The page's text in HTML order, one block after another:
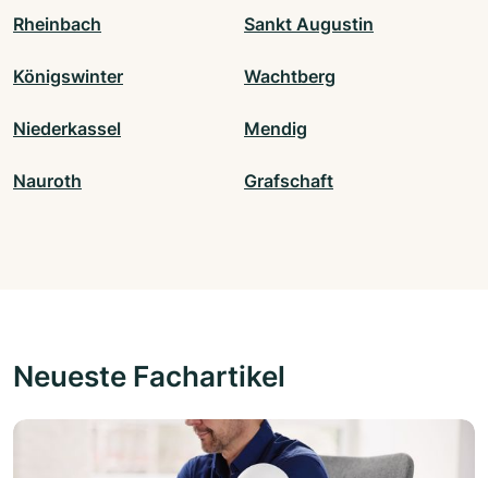
Rheinbach Sankt Augustin
Königswinter Wachtberg
Niederkassel Mendig
Nauroth Grafschaft
Neueste Fachartikel